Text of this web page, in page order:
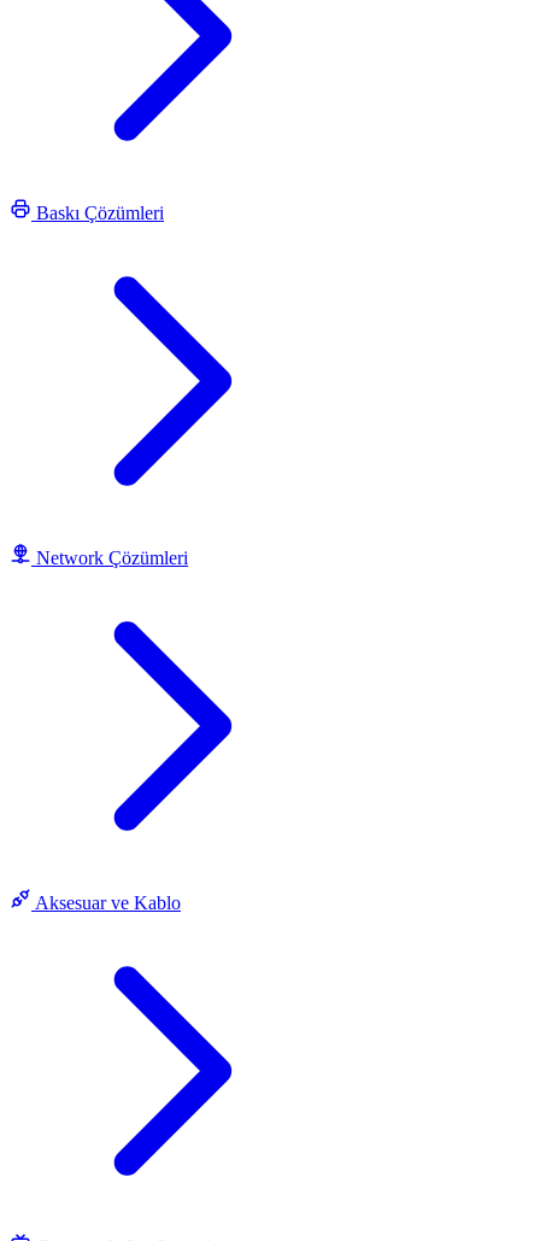
Baskı Çözümleri
Network Çözümleri
Aksesuar ve Kablo